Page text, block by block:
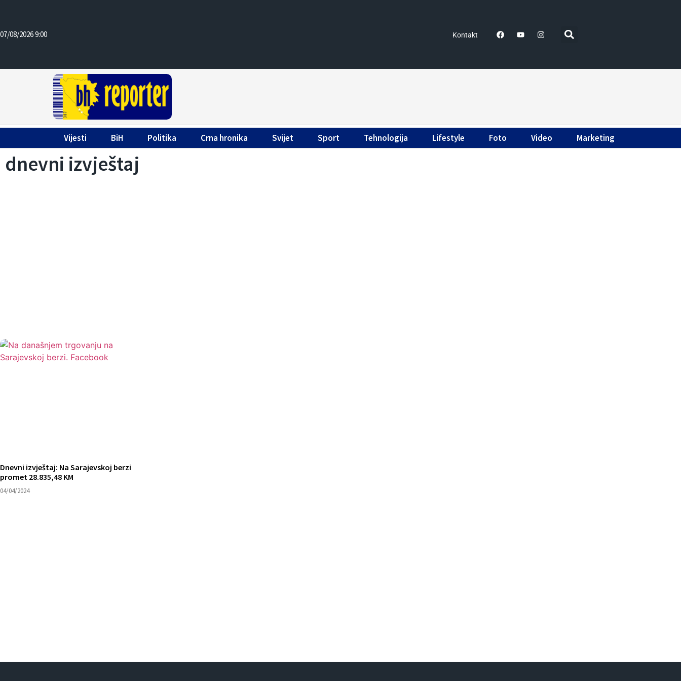
07/08/2026 9:00 Kontakt
Vijesti BiH Politika Crna hronika Svijet Sport Tehnologija Lifestyle Foto Video Marketing
dnevni izvještaj
Dnevni izvještaj: Na Sarajevskoj berzi
promet 28.835,48 KM
04/04/2024